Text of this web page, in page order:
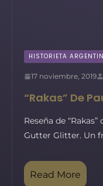
HISTORIETA
17 noviembre, 2019
“Rakas” De
Reseña de
Gutter Glitter. Un
Read More